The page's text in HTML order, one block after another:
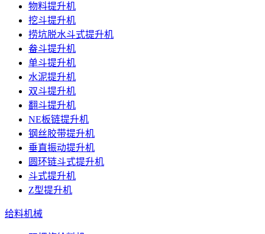
物料提升机
挖斗提升机
捞坑脱水斗式提升机
畚斗提升机
单斗提升机
水泥提升机
双斗提升机
翻斗提升机
NE板链提升机
钢丝胶带提升机
垂直振动提升机
圆环链斗式提升机
斗式提升机
Z型提升机
给料机械